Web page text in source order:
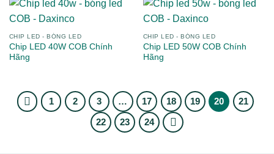
CHIP LED - BÓNG LED
Chip LED 40W COB Chính
Hãng
CHIP LED - BÓNG LED
Chip LED 50W COB Chính
Hãng
1 2 3 … 17 18 19 20
21
22
23 24